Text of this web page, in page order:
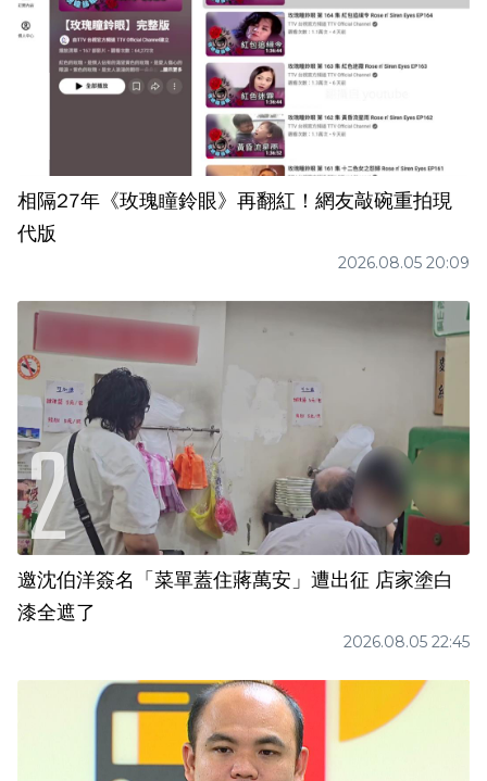
相隔27年《玫瑰瞳鈴眼》再翻紅！網友敲碗重拍現
代版
2026.08.05 20:09
邀沈伯洋簽名「菜單蓋住蔣萬安」遭出征 店家塗白
漆全遮了
2026.08.05 22:45